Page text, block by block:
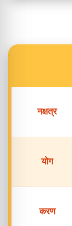
नक्षत्र
योग
करण